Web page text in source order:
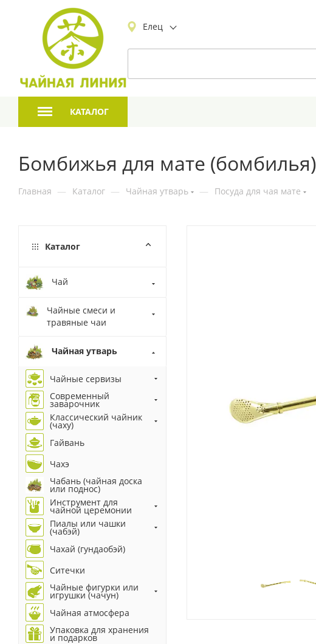
Елец
КАТАЛОГ
Бомбижья для мате
Главная — Каталог — Чайная утварь — Посуда для чая мате
Каталог
Чай
Чайные смеси и
травяные чаи
Чайная утварь
Чайные сервизы
Современный
заварочник
Классический чайник
(чаху)
Гайвань
Чахэ
Чабань (чайная доска
или поднос)
Инструмент для
чайной церемонии
Пиалы или чашки
(чабэй)
Чахай (гундаобэй)
Ситечки
Чайные фигурки или
игрушки (чачун)
Чайная атмосфера
Упаковка для хранения
и подарков